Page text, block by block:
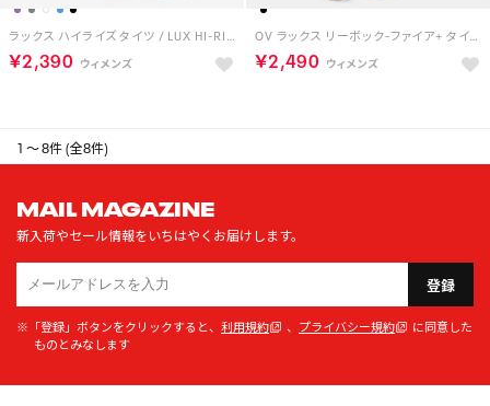
ラックス ハイライズ タイツ / LUX HI-RISE TIGHT （チョーク）
￥2,390
OV ラックス リーボック-ファイア+ タイツ / OV LUX HR RBK-FIRE+ TIGHT （ブラック）
￥2,490
1 ～ 8件 (全8件)
MAIL MAGAZINE
新入荷やセール情報をいちはやくお届けします。
登録
※「登録」ボタンをクリックすると、 利用規約 、 プライバシー規約
に同意した
ものとみなします